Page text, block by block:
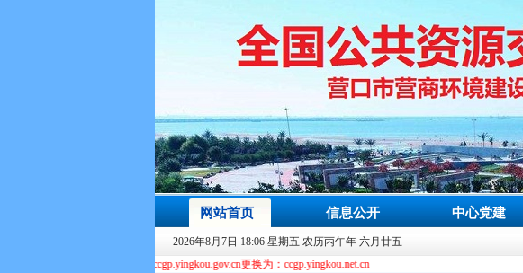
网站首页 信息公开 中心党建
2026年8月7日 18:06 星期五 农历丙午年 六月廿五
9日起，本站域名由ccgp.yingkou.gov.cn更换为：ccgp.yingkou.net.cn